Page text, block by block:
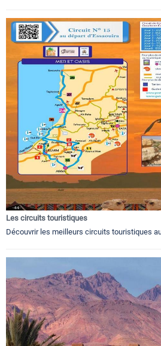
Les circuits touristiques
Découvrir les meilleurs circuits touristiques